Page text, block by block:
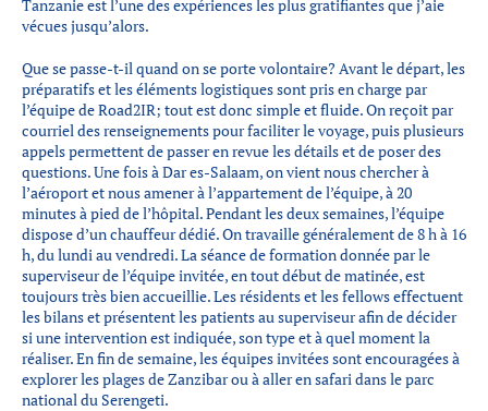
Tanzanie est l’une des expériences les plus gratifiantes que j’aie
vécues jusqu’alors.
Que se passe-t-il quand on se porte volontaire? Avant le départ, les
préparatifs et les éléments logistiques sont pris en charge par
l’équipe de Road2IR; tout est donc simple et fluide. On reçoit par
courriel des renseignements pour faciliter le voyage, puis plusieurs
appels permettent de passer en revue les détails et de poser des
questions. Une fois à Dar es-Salaam, on vient nous chercher à
l’aéroport et nous amener à l’appartement de l’équipe, à 20
minutes à pied de l’hôpital. Pendant les deux semaines, l’équipe
dispose d’un chauffeur dédié. On travaille généralement de 8 h à 16
h, du lundi au vendredi. La séance de formation donnée par le
superviseur de l’équipe invitée, en tout début de matinée, est
toujours très bien accueillie. Les résidents et les fellows effectuent
les bilans et présentent les patients au superviseur afin de décider
si une intervention est indiquée, son type et à quel moment la
réaliser. En fin de semaine, les équipes invitées sont encouragées à
explorer les plages de Zanzibar ou à aller en safari dans le parc
national du Serengeti.